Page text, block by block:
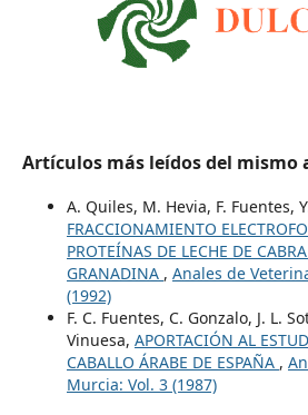
Artículos más leídos del mismo
A. Quiles, M. Hevia, F. Fuentes,
FRACCIONAMIENTO
PROTEÍNAS DE LECHE DE
GRANADINA , Anales de
(1992)
F. C. Fuentes, C. Gonzalo, J. L.
Vinuesa, APORTACIÓN AL
CABALLO ÁRABE DE ESPAÑA ,
Murcia: Vol. 3 (1987)